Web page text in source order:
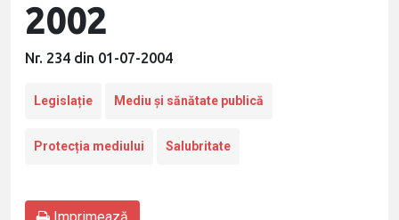
2002
Nr. 234 din 01-07-2004
Legislație Mediu și sănătate publică
Protecția mediului Salubritate